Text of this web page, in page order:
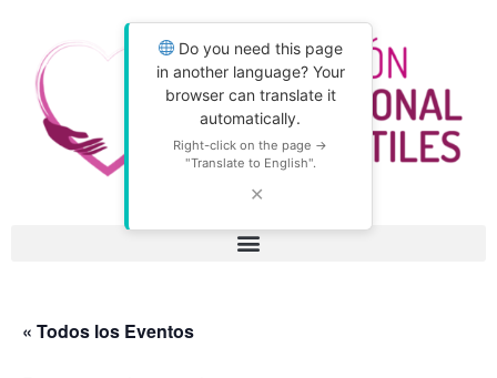
Do you need this page
in another language? Your
browser can translate it
automatically.
Right-click on the page →
"Translate to English".
✕
« Todos los Eventos